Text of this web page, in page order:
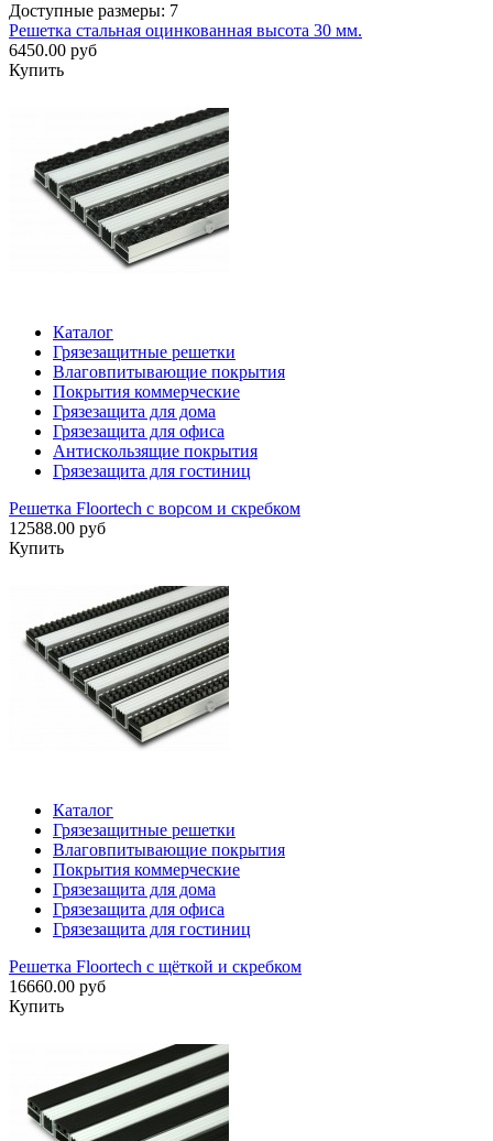
Доступные размеры: 7
Решетка стальная оцинкованная высота 30 мм.
6450.00 руб
Купить
Каталог
Грязезащитные решетки
Влаговпитывающие покрытия
Покрытия коммерческие
Грязезащита для дома
Грязезащита для офиса
Антискользящие покрытия
Грязезащита для гостиниц
Решетка Floortech с ворсом и скребком
12588.00 руб
Купить
Каталог
Грязезащитные решетки
Влаговпитывающие покрытия
Покрытия коммерческие
Грязезащита для дома
Грязезащита для офиса
Грязезащита для гостиниц
Решетка Floortech с щёткой и скребком
16660.00 руб
Купить